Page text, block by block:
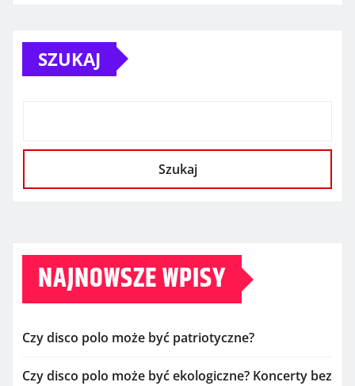
SZUKAJ
Szukaj
NAJNOWSZE WPISY
Czy disco polo może być patriotyczne?
Czy disco polo może być ekologiczne? Koncerty bez